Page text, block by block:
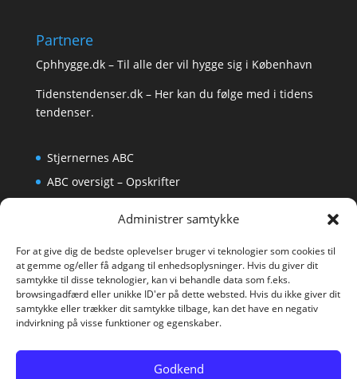
Administrer samtykke
For at give dig de bedste oplevelser bruger vi teknologier som cookies til
at gemme og/eller få adgang til enhedsoplysninger. Hvis du giver dit
samtykke til disse teknologier, kan vi behandle data som f.eks.
browsingadfærd eller unikke ID'er på dette websted. Hvis du ikke giver dit
samtykke eller trækker dit samtykke tilbage, kan det have en negativ
indvirkning på visse funktioner og egenskaber.
Godkend
Partnere
Cphhygge.dk– Til alle der vil hygge sig i København
Tidenstendenser.dk– Her kan du følge med i tidens
tendenser.
Stjernernes ABC
ABC oversigt – Opskrifter